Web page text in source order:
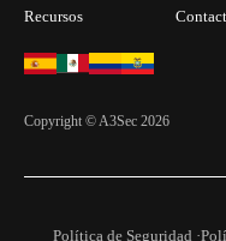
Recursos
Copyright © A3Sec 2026
Política de Seguridad ·